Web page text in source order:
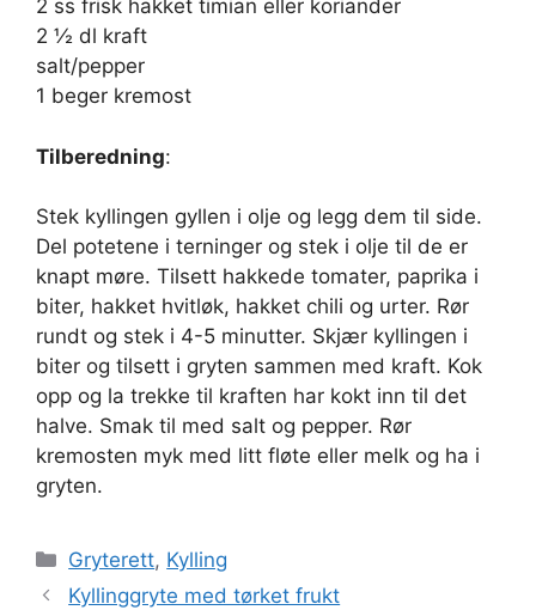
2 ss frisk hakket timian eller koriander
2 ½ dl kraft
salt/pepper
1 beger kremost
Tilberedning:
Stek kyllingen gyllen i olje og legg dem til side.
Del potetene i terninger og stek i olje til de er
knapt møre. Tilsett hakkede tomater, paprika i
biter, hakket hvitløk, hakket chili og urter. Rør
rundt og stek i 4-5 minutter. Skjær kyllingen i
biter og tilsett i gryten sammen med kraft. Kok
opp og la trekke til kraften har kokt inn til det
halve. Smak til med salt og pepper. Rør
kremosten myk med litt fløte eller melk og ha i
gryten.
Kategorier
Gryterett, Kylling
Kyllinggryte med tørket frukt